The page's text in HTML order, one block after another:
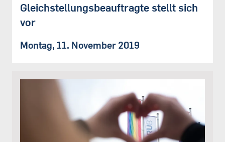
Gleichstellungsbeauftragte stellt sich
vor
Montag, 11. November 2019